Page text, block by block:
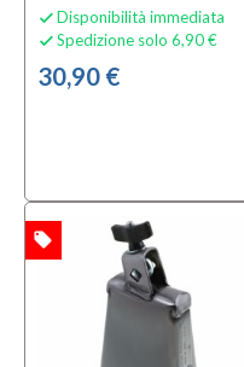
 Disponibilità immediata
 Spedizione solo 6,90 €
30,90 €
local_offer